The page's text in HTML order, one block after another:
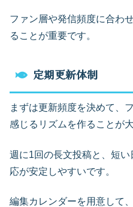
ファン層や発信頻度に合わ
ることが重要です。
定期更新体制
まずは更新頻度を決めて、
感じるリズムを作ることが大
週に1回の長文投稿と、短
応が安定しやすいです。
編集カレンダーを用意して